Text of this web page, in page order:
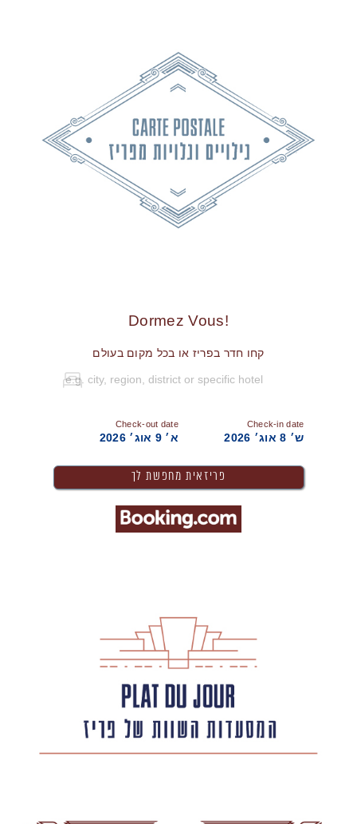
!Dormez Vous
קחו חדר בפריז או בכל מקום בעולם
Check-in date
ש׳ 8 אוג׳ 2026
Check-out date
א׳ 9 אוג׳ 2026